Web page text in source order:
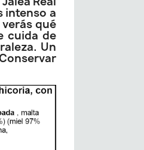
intenso a
qué
cuida de
Un